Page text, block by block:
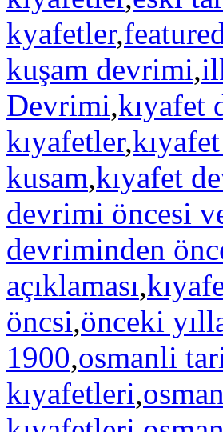
kyafetler,
kuşam devrimi,
Devrimi,kıyafet
kıyafetler,
kusam,kıyafet
devrimi öncesi
devriminden
açıklaması,
öncsi,önceki
1900,osmanli
kıyafetleri,